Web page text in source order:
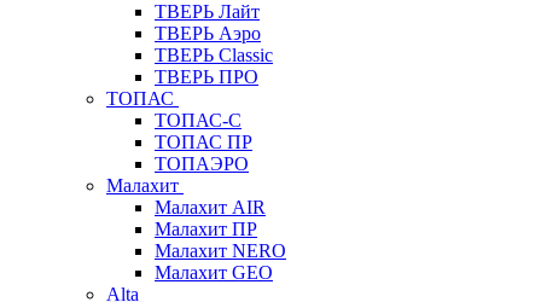
ТВЕРЬ Лайт
ТВЕРЬ Аэро
ТВЕРЬ Classic
ТВЕРЬ ПРО
ТОПАС
ТОПАС-С
ТОПАС ПР
ТОПАЭРО
Малахит
Малахит AIR
Малахит ПР
Малахит NERO
Малахит GEO
Alta